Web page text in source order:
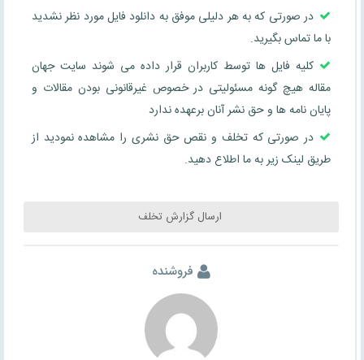
در صورتی که به هر دلیلی موفق به دانلود فایل مورد نظر نشدید
با ما تماس بگیرید.
کلیه فایل ها توسط کاربران قرار داده می شوند سایت جهان
مقاله هیچ گونه مسئولیتی در خصوص غیرقانونی بودن مقالات و
پایان نامه ها و حق نشر آنان برعهده ندارد
در صورتی که تخلف و نقص حق نشری را مشاهده نمودید از
طریق لینک زیر به ما اطلاع دهید.
ارسال گزارش تخلف
فروشنده